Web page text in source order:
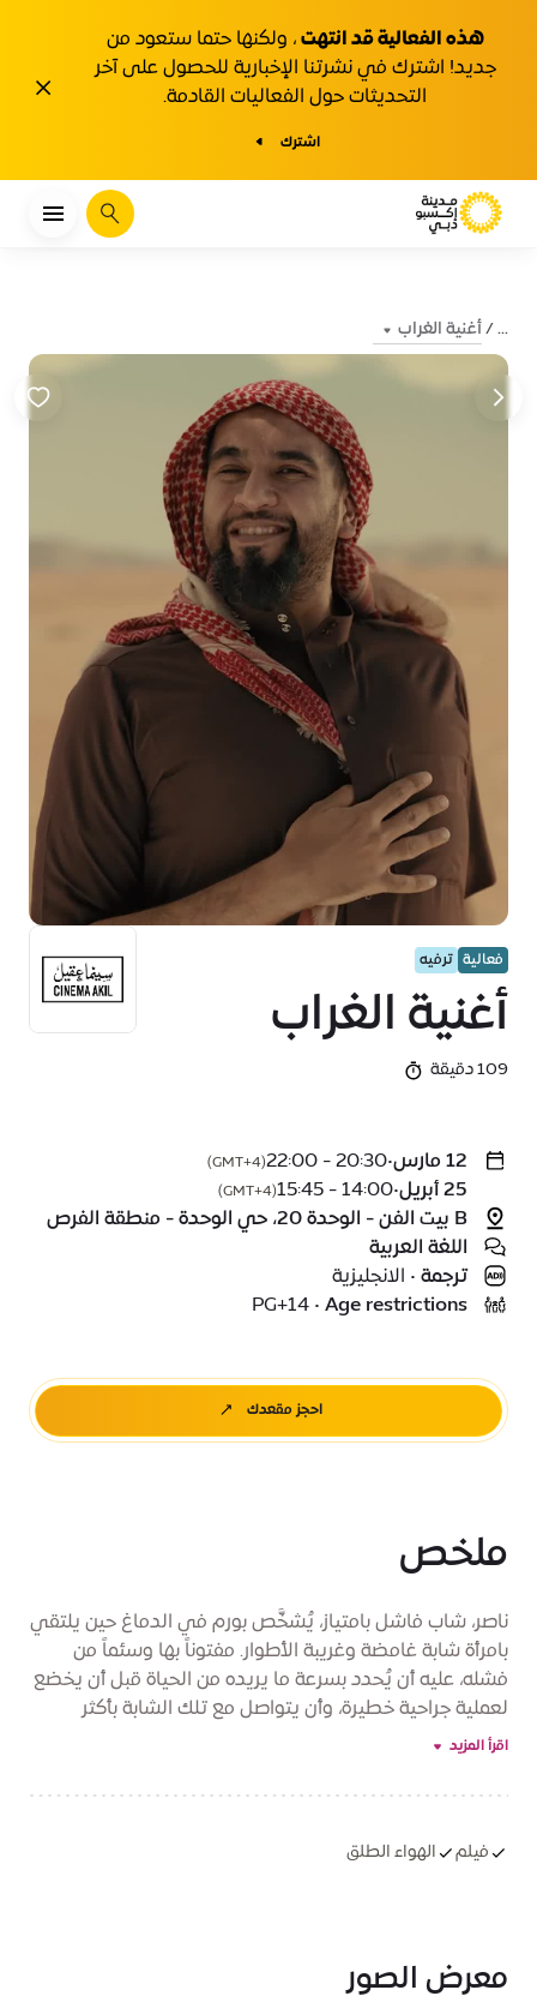
هذه الفعالية قد انتهت ، ولكنها حتما ستعود من
جديد! اشترك في نشرتنا الإخبارية للحصول على آخر
التحديثات حول الفعاليات القادمة.
اشترك
يبحث
... أغنية الغراب
فعالية ترفيه
أغنية الغراب
109 دقيقة
12 مارس •
20:30 - 22:00
(GMT+4)
25 أبريل •
14:00 - 15:45
(GMT+4)
B بيت الفن - الوحدة 20، حي الوحدة - منطقة الفرص
اللغة العربية
ترجمة • الانجليزية
Age restrictions
•
PG+14
احجز مقعدك
ملخص
ناصر، شاب فاشل بامتياز، يُشخَّص بورم في الدماغ حين يلتقي
بامرأة شابة غامضة وغريبة الأطوار. مفتوناً بها وسئماً من
فشله، عليه أن يُحدد بسرعة ما يريده من الحياة قبل أن يخضع
لعملية جراحية خطيرة، وأن يتواصل مع تلك الشابة بأكثر
الطرق إغراءً.. أغنية.
اقرأ المزيد
فيلم الهواء الطلق
معرض الصور